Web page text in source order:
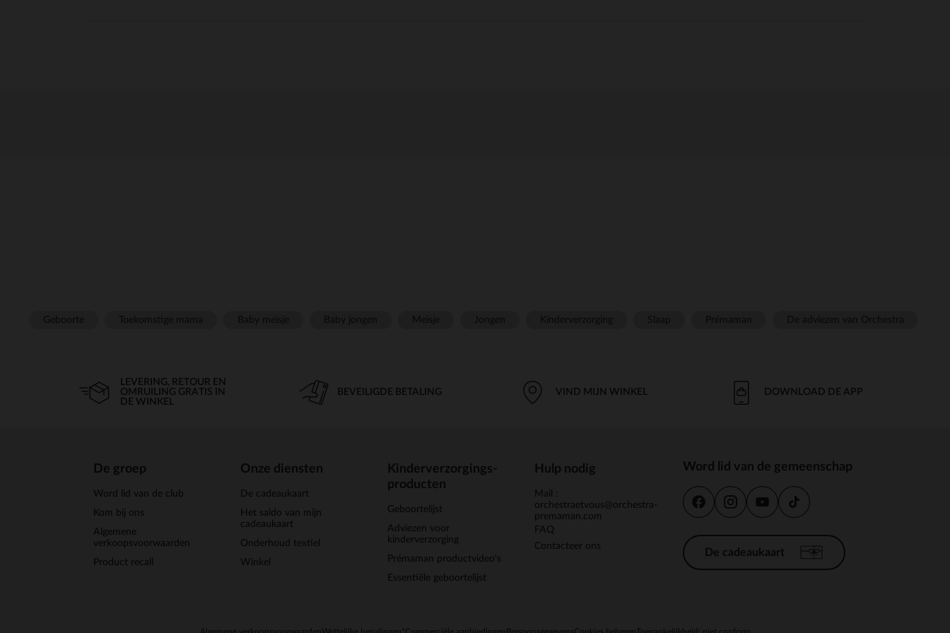
LEVERING, RETOUR EN
OMRUILING GRATIS IN
DE WINKEL
BEVEILIGDE BETALING VIND MIJN WINKEL DOWNLOAD DE APP
De groep
Word lid van de club
Kom bij ons
Algemene
verkoopsvoorwaarden
Product recall
Onze diensten
De cadeaukaart
Het saldo van mijn
cadeaukaart
Onderhoud textiel
Winkel
Kinderverzorgings-
producten
Geboortelijst
Adviezen voor
kinderverzorging
Prémaman productvideo's
Essentiële geboortelijst
Hulp nodig
Mail :
orchestraetvous@orchestra-
premaman.com
FAQ
Contacteer ons
Word lid van de gemeenschap
De cadeaukaart